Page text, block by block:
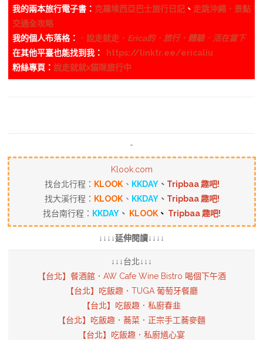
我的兩本旅行電子書： 克羅埃西亞巴士旅行日記 、 走跳沖繩．景點
交通全攻略
我的個人布落格：
．說走就走． Erica的．旅行．體驗．活在當下
在其他平臺也能找到我：
https://linktr.ee/ericaliu
粉絲專頁： 說走就就x貓咪旅行中
-
Klook.com
找台北行程： KLOOK 、 KKDAY、 Tripbaa 趣吧!
找大溪行程： KLOOK 、 KKDAY、 Tripbaa 趣吧!
找台南行程： KKDAY 、 KLOOK 、 Tripbaa 趣吧!
↓↓↓↓延伸閱讀↓↓↓↓
↓↓↓台北↓↓↓
【台北】餐酒館．AW Cafe Wine Bistro 喝個下午酒
【台北】吃飯趣．TUGA 葡萄牙餐廳
【台北】吃飯趣．私廚春韭
【台北】吃飯趣．蕎菜．正宗手工蕎麥麵
【台北】吃飯趣．私廚馗心宴